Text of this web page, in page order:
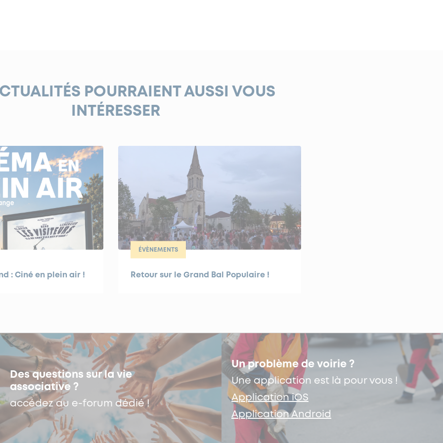
POURRAIENT AUSSI VOUS
INTÉRESSER
: Ciné en plein air !
ÉVÈNEMENTS
Retour sur le Grand Bal Populaire !
Des questions sur la vie
associative ?
accédez au e-forum dédié !
Un problème de voirie ?
Une application est là pour vous !
Application iOS
Application Android